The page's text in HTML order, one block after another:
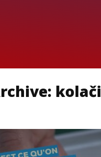
kolači